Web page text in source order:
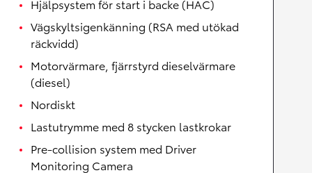
Hjälpsystem för start i backe (HAC)
Vägskyltsigenkänning (RSA med utökad
räckvidd)
Motorvärmare, fjärrstyrd dieselvärmare
(diesel)
Nordiskt
Lastutrymme med 8 stycken lastkrokar
Pre-collision system med Driver
Monitoring Camera